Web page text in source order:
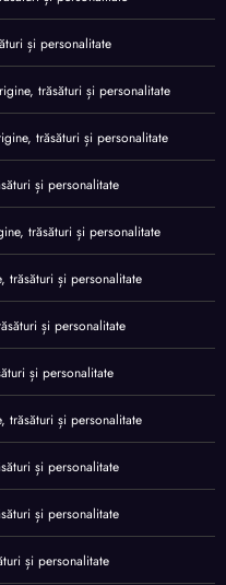
și personalitate
trăsături și personalitate
trăsături și personalitate
și personalitate
trăsături și personalitate
trăsături și personalitate
și personalitate
și personalitate
trăsături și personalitate
și personalitate
și personalitate
și personalitate